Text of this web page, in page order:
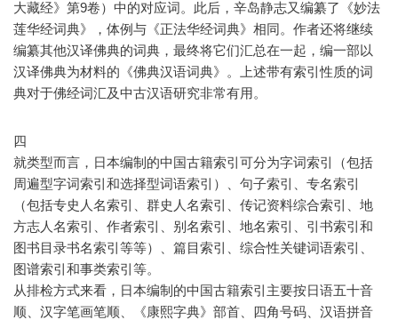
大藏经》第9卷）中的对应词。此后，辛岛静志又编纂了《妙法
莲华经词典》，体例与《正法华经词典》相同。作者还将继续
编纂其他汉译佛典的词典，最终将它们汇总在一起，编一部以
汉译佛典为材料的《佛典汉语词典》。上述带有索引性质的词
典对于佛经词汇及中古汉语研究非常有用。
四
就类型而言，日本编制的中国古籍索引可分为字词索引（包括
周遍型字词索引和选择型词语索引）、句子索引、专名索引
（包括专史人名索引、群史人名索引、传记资料综合索引、地
方志人名索引、作者索引、别名索引、地名索引、引书索引和
图书目录书名索引等等）、篇目索引、综合性关键词语索引、
图谱索引和事类索引等。
从排检方式来看，日本编制的中国古籍索引主要按日语五十音
顺、汉字笔画笔顺、《康熙字典》部首、四角号码、汉语拼音